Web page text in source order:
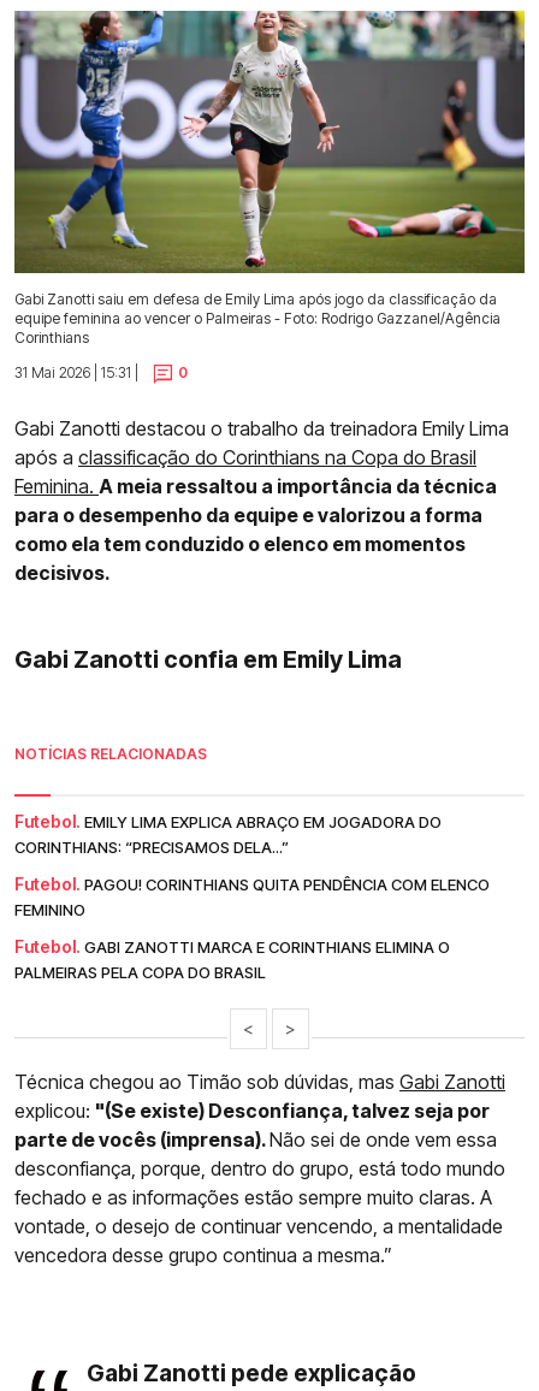
Gabi Zanotti saiu em defesa de Emily Lima após jogo da classificação da
equipe feminina ao vencer o Palmeiras - Foto: Rodrigo Gazzanel/Agência
Corinthians
31 Mai 2026 | 15:31 |
0
Gabi Zanotti destacou o trabalho da treinadora Emily Lima
após a classificação do Corinthians na Copa do Brasil
Feminina. A meia ressaltou a importância da técnica
para o desempenho da equipe e valorizou a forma
como ela tem conduzido o elenco em momentos
decisivos.
Gabi Zanotti confia em Emily Lima
NOTÍCIAS RELACIONADAS
Futebol. EMILY LIMA EXPLICA ABRAÇO EM JOGADORA DO
CORINTHIANS: “PRECISAMOS DELA...”
Futebol. PAGOU! CORINTHIANS QUITA PENDÊNCIA COM ELENCO
FEMININO
Futebol. GABI ZANOTTI MARCA E CORINTHIANS ELIMINA O
PALMEIRAS PELA COPA DO BRASIL
< >
Técnica chegou ao Timão sob dúvidas, mas Gabi Zanotti
explicou: "(Se existe) Desconfiança, talvez seja por
parte de vocês (imprensa).Não sei de onde vem essa
desconfiança, porque, dentro do grupo, está todo mundo
fechado e as informações estão sempre muito claras. A
vontade, o desejo de continuar vencendo, a mentalidade
vencedora desse grupo continua a mesma.”
Gabi Zanotti pede explicação